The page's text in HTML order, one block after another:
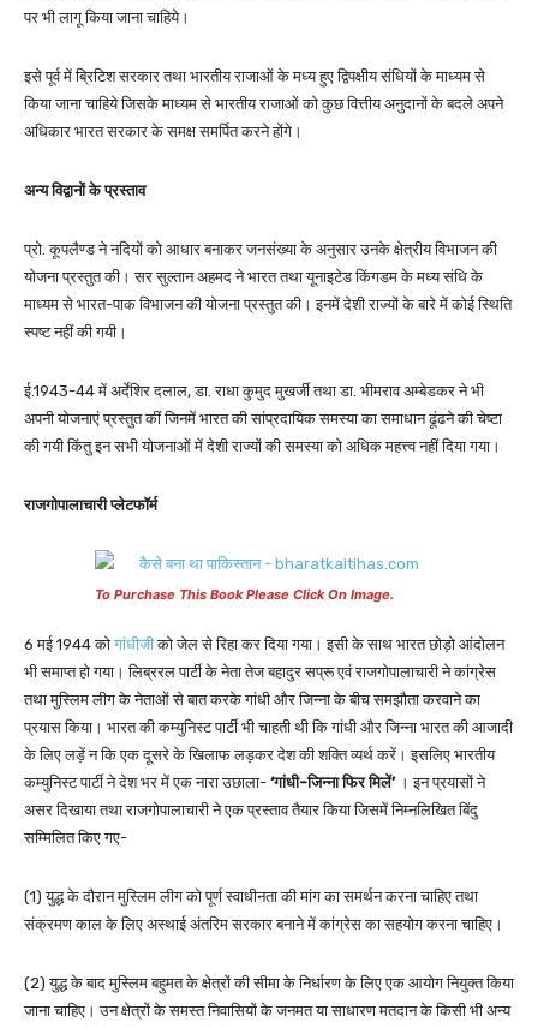
पर भी लागू किया जाना चाहिये।
इसे पूर्व में ब्रिटिश सरकार तथा भारतीय राजाओं के मध्य हुए द्विपक्षीय संधियों के माध्यम से
किया जाना चाहिये जिसके माध्यम से भारतीय राजाओं को कुछ वित्तीय अनुदानों के बदले अपने
अधिकार भारत सरकार के समक्ष समर्पित करने होंगे।
अन्य विद्वानों के प्रस्ताव
प्रो. कूपलैण्ड ने नदियों को आधार बनाकर जनसंख्या के अनुसार उनके क्षेत्रीय विभाजन की
योजना प्रस्तुत की। सर सुल्तान अहमद ने भारत तथा यूनाइटेड किंगडम के मध्य संधि के
माध्यम से भारत-पाक विभाजन की योजना प्रस्तुत की। इनमें देशी राज्यों के बारे में कोई स्थिति
स्पष्ट नहीं की गयी।
ई.1943-44 में अर्देशिर दलाल, डा. राधा कुमुद मुखर्जी तथा डा. भीमराव अम्बेडकर ने भी
अपनी योजनाएं प्रस्तुत कीं जिनमें भारत की सांप्रदायिक समस्या का समाधान ढूंढने की चेष्टा
की गयी किंतु इन सभी योजनाओं में देशी राज्यों की समस्या को अधिक महत्त्व नहीं दिया गया।
राजगोपालाचारी प्लेटफॉर्म
To Purchase This Book Please Click On Image.
6 मई 1944 को गांधीजीको जेल से रिहा कर दिया गया। इसी के साथ भारत छोड़ो आंदोलन
भी समाप्त हो गया। लिब्ररल पार्टी के नेता तेज बहादुर सप्रू एवं राजगोपालाचारी ने कांग्रेस
तथा मुस्लिम लीग के नेताओं से बात करके गांधी और जिन्ना के बीच समझौता करवाने का
प्रयास किया। भारत की कम्युनिस्ट पार्टी भी चाहती थी कि गांधी और जिन्ना भारत की आजादी
के लिए लड़ें न कि एक दूसरे के खिलाफ लड़कर देश की शक्ति व्यर्थ करें। इसलिए भारतीय
कम्युनिस्ट पार्टी ने देश भर में एक नारा उछाला- ‘गांधी-जिन्ना फिर मिलें’। इन प्रयासों ने
असर दिखाया तथा राजगोपालाचारी ने एक प्रस्ताव तैयार किया जिसमें निम्नलिखित बिंदु
सम्मिलित किए गए-
(1) युद्ध के दौरान मुस्लिम लीग को पूर्ण स्वाधीनता की मांग का समर्थन करना चाहिए तथा
संक्रमण काल के लिए अस्थाई अंतरिम सरकार बनाने में कांग्रेस का सहयोग करना चाहिए।
(2) युद्ध के बाद मुस्लिम बहुमत के क्षेत्रों की सीमा के निर्धारण के लिए एक आयोग नियुक्त किया
जाना चाहिए। उन क्षेत्रों के समस्त निवासियों के जनमत या साधारण मतदान के किसी भी अन्य